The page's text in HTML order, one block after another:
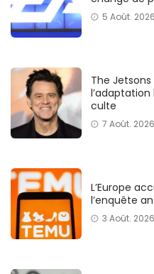
5 Août.
The
culte
7 Août.
L’Europe
l’enquête
3 Août.